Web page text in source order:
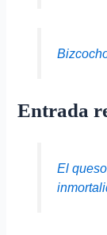
Entrada
El